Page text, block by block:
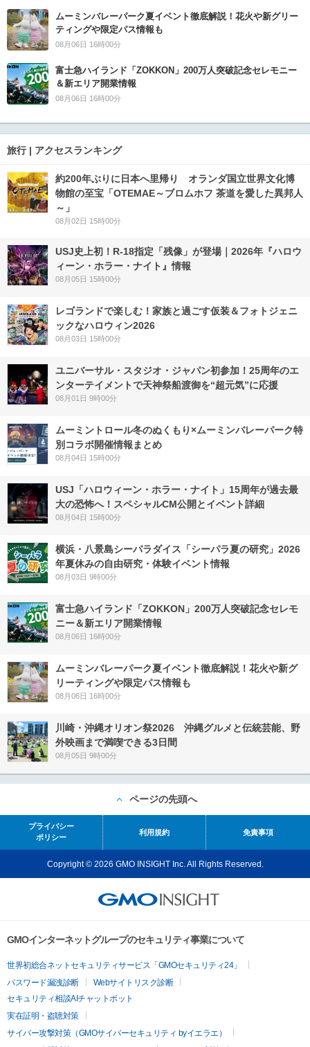
ムーミンバレーパーク夏イベント徹底解説！花火や新グリー
ティングや限定パス情報も
08月06日 16時00分
富士急ハイランド「ZOKKON」200万人突破記念セレモニー
＆新エリア開業情報
08月06日 16時00分
旅行 | アクセスランキング
約200年ぶりに日本へ里帰り オランダ国立世界文化博
物館の至宝「OTEMAE～ブロムホフ 茶道を愛した異邦人
～」
08月02日 15時00分
USJ史上初！R-18指定「残像」が登場｜2026年『ハロウ
ィーン・ホラー・ナイト』情報
08月05日 15時00分
レゴランドで楽しむ！家族と過ごす仮装＆フォトジェニ
ックなハロウィン2026
08月03日 15時00分
ユニバーサル・スタジオ・ジャパン初参加！25周年のエ
ンターテイメントで天神祭船渡御を“超元気”に応援
08月01日 9時00分
ムーミントロール冬のぬくもり×ムーミンバレーパーク特
別コラボ開催情報まとめ
08月04日 15時00分
USJ「ハロウィーン・ホラー・ナイト」15周年が過去最
大の恐怖へ！スペシャルCM公開とイベント詳細
08月04日 15時00分
横浜・八景島シーパラダイス「シーパラ夏の研究」2026
年夏休みの自由研究・体験イベント情報
08月03日 9時00分
富士急ハイランド「ZOKKON」200万人突破記念セレモ
ニー＆新エリア開業情報
08月06日 16時00分
ムーミンバレーパーク夏イベント徹底解説！花火や新グ
リーティングや限定パス情報も
08月06日 16時00分
川崎・沖縄オリオン祭2026 沖縄グルメと伝統芸能、野
外映画まで満喫できる3日間
08月05日 9時00分
ページの先頭へ
プライバシー
ポリシー
利用規約 免責事項
Copyright © 2026 GMO INSIGHT Inc. All Rights Reserved.
GMOインターネットグループのセキュリティ事業について
世界初総合ネットセキュリティサービス「GMOセキュリティ24」
パスワード漏洩診断
Webサイトリスク診断
セキュリティ相談AIチャットボット
実在証明・盗聴対策
サイバー攻撃対策（GMOサイバーセキュリティ byイエラエ）